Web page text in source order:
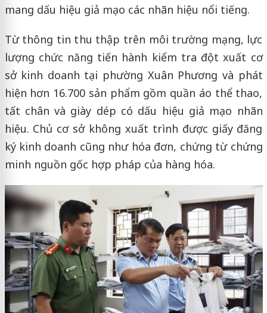
mang dấu hiệu giả mạo các nhãn hiệu nổi tiếng.
Từ thông tin thu thập trên môi trường mạng, lực
lượng chức năng tiến hành kiểm tra đột xuất cơ
sở kinh doanh tại phường Xuân Phương và phát
hiện hơn 16.700 sản phẩm gồm quần áo thể thao,
tất chân và giày dép có dấu hiệu giả mạo nhãn
hiệu. Chủ cơ sở không xuất trình được giấy đăng
ký kinh doanh cũng như hóa đơn, chứng từ chứng
minh nguồn gốc hợp pháp của hàng hóa.